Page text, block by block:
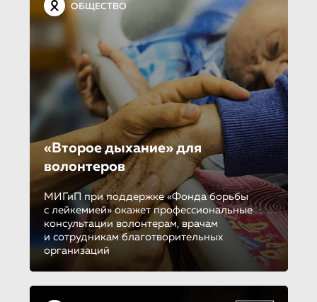
ОБЩЕСТВО
«Второе дыхание» для
волонтеров
МИГиП при поддержке «Фонда борьбы
с лейкемией» окажет профессиональные
консультации волонтерам, врачам
и сотрудникам благотворительных
организаций